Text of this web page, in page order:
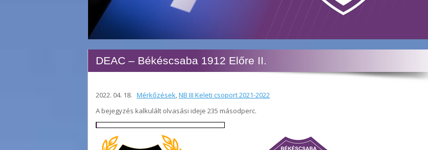
DEAC – Békéscsaba 1912 Előre II.
2022. 04. 18. Mérkőzések,NB III Keleti csoport 2021-2022
A bejegyzés kalkulált olvasási ideje 235 másodperc.